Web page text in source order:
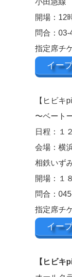
開場：
問合：
指定席チ
イー
【ヒビキ
〜ベート
日程：１
会場：横
相鉄いず
開場：
問合：
指定席チ
イー
【ヒビキ